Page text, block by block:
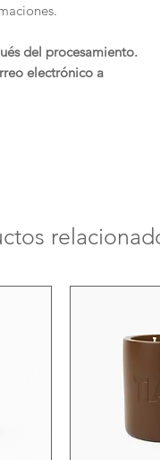
del procesamiento.
electrónico a